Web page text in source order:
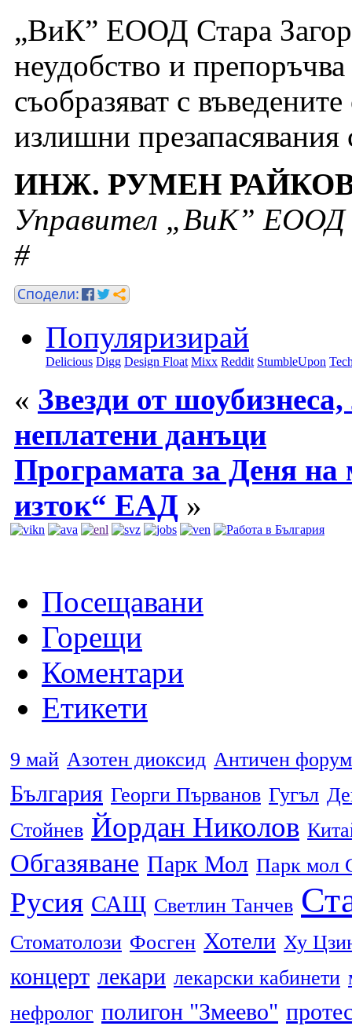
„ВиК” ЕООД Стара
неудобство и
съобразяват с
излишни презапасявания
ИНЖ. РУМЕН
Управител „ВиК” ЕООД
#
Популяризирай
Delicious Digg Design Float Mixx Reddit StumbleUpon
« Звезди от
неплатени данъци
Програмата за Деня
изток“ ЕАД »
Посещавани
Горещи
Коментари
Етикети
9 май Азотен диоксид Античен форум
България Георги Първанов Гугъл
Стойнев Йордан Николов
Обгазяване Парк Мол Парк мол
Русия САЩ Светлин Танчев
Стоматолози Фосген Хотели Ху
концерт лекари лекарски кабинети
нефролог полигон "Змеево"